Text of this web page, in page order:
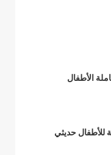
الأطفال
للأطفال حديثي